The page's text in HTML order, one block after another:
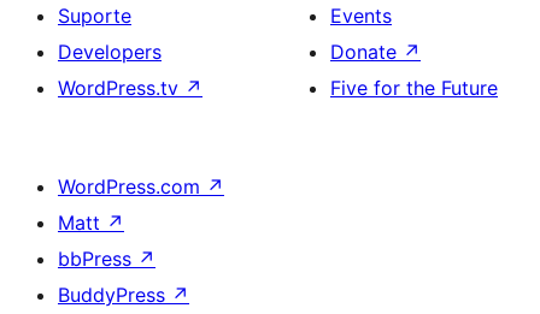
Suporte
Developers
WordPress.tv ↗
Events
Donate ↗
Five for the Future
WordPress.com ↗
Matt ↗
bbPress ↗
BuddyPress ↗